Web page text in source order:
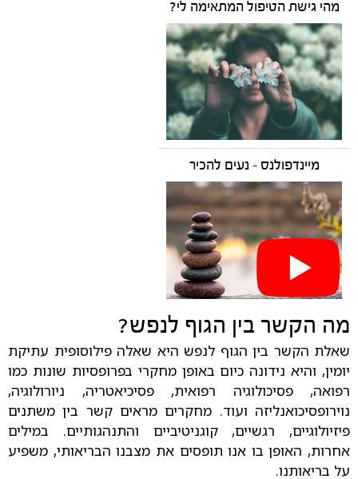
מהי גישת הטיפול המתאימה לי?
מיינדפולנס - נעים להכיר
מה הקשר בין הגוף לנפש?
שאלת הקשר בין הגוף לנפש היא שאלה פילוסופית עתיקת
יומין, והיא נידונה כיום באופן מחקרי בפרופסיות שונות כמו
רפואה, פסיכולוגיה רפואית, פסיכיאטריה, ניורולוגיה,
נוירופסיכואנליזה ועוד. מחקרים מראים קשר בין משתנים
פיזיולוגיים, רגשיים, קוגניטיביים והתנהגותיים. במילים
אחרות, האופן בו אנו תופסים את מצבנו הבריאותי, משפיע
על בריאותנו.